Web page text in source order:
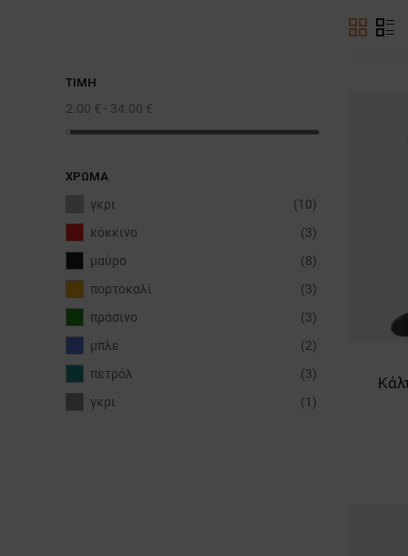
ΤΙΜΉ
2.00 € - 34.00 €
ΧΡΏΜΑ
γκρι
(10)
κόκκινο
(3)
μαύρο
(8)
πορτοκαλί
(3)
πράσινο
(3)
μπλε
(2)
πετρόλ
(3)
γκρι
(1)